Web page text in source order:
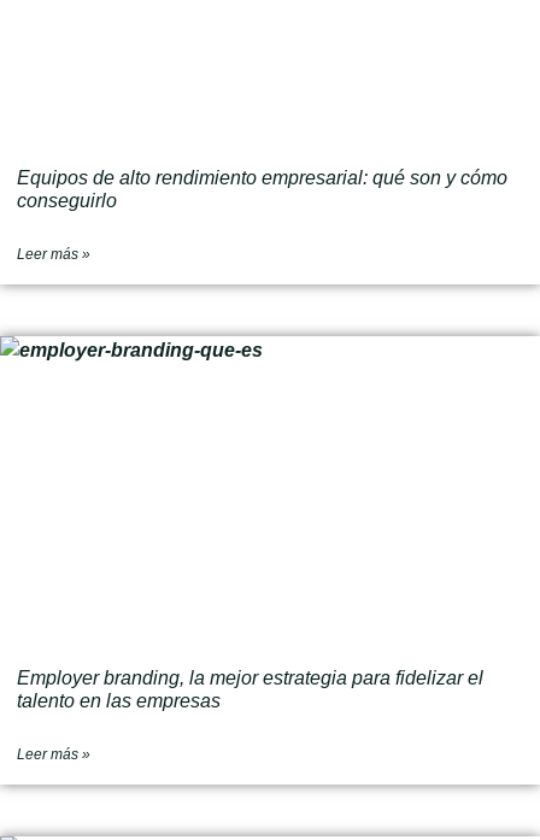
Equipos de alto rendimiento empresarial: qué son y cómo
conseguirlo
Leer más »
Employer branding, la mejor estrategia para fidelizar el
talento en las empresas
Leer más »